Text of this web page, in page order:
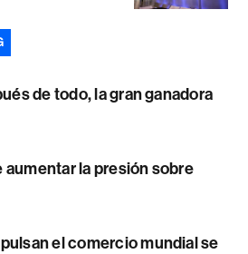
de todo, la gran ganadora
la presión sobre
el comercio mundial se